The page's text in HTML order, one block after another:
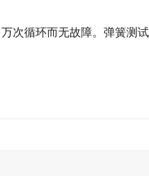
次循环而无故障。弹簧测试